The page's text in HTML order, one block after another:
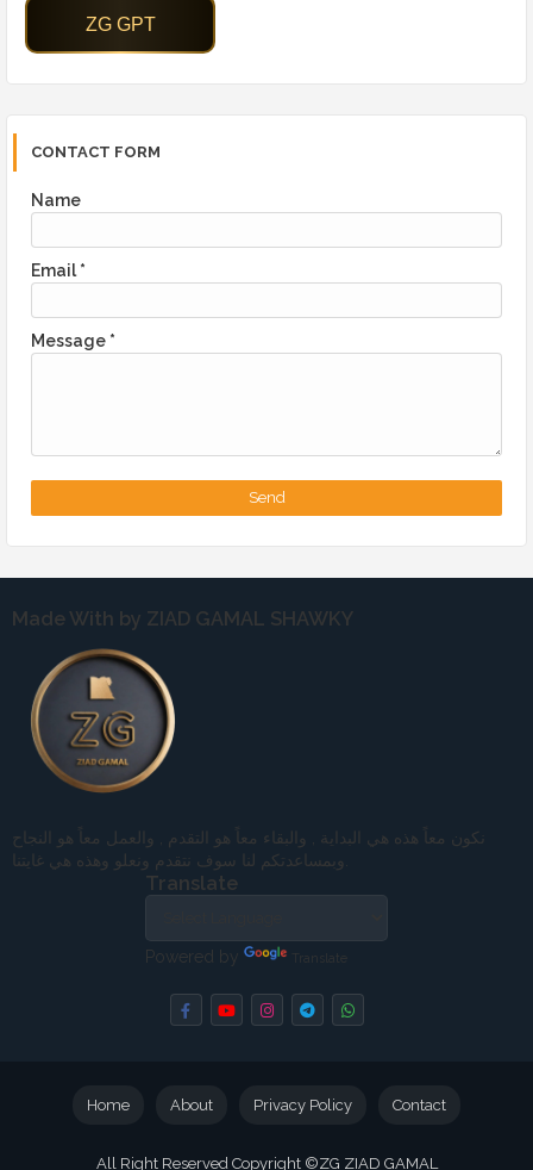
CONTACT FORM
Name
Email*
Message *
Made With by ZIAD GAMAL SHAWKY
نكون معاً هذه هي البداية , والبقاء معاً هو التقدم , والعمل معاً هو النجاح
وبمساعدتكم لنا سوف نتقدم ونعلو وهذه هي غايتنا.
Translate
Powered by Translate
All Right Reserved Copyright ©ZG ZIAD GAMAL
Home About Privacy Policy Contact